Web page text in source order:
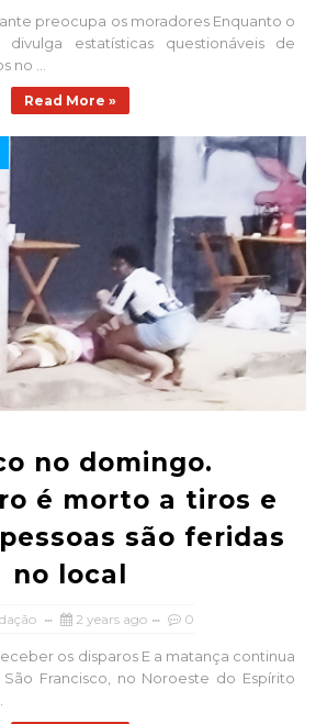
preocupa os moradores Enquanto o
estatísticas questionáveis de
no ...
Read More »
no domingo.
é morto a tiros e
são feridas
no local
2 years ago 0
os disparos E a matança continua
Francisco, no Noroeste do Espírito